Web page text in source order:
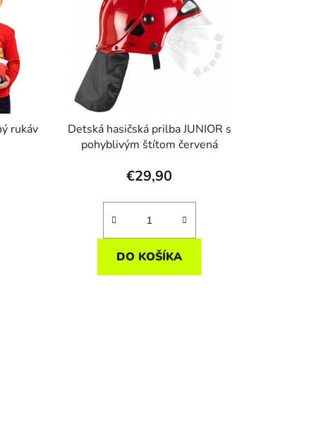
rukáv
Detská hasičská prilba JUNIOR s
pohyblivým štítom červená
€29,90
DO KOŠÍKA